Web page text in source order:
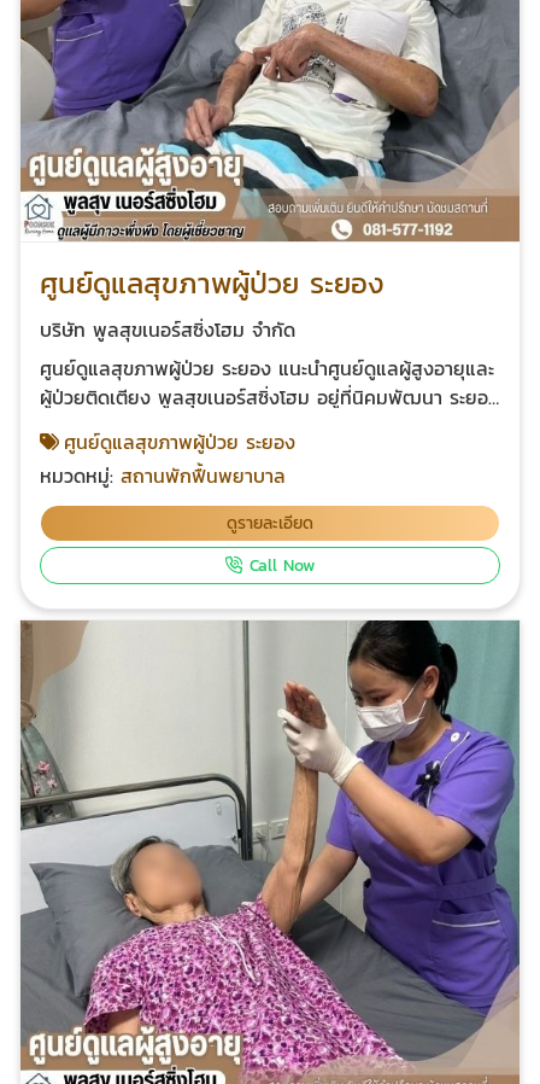
ศูนย์ดูแลสุขภาพผู้ป่วย ระยอง
บริษัท พูลสุขเนอร์สซิ่งโฮม จำกัด
ศูนย์ดูแลสุขภาพผู้ป่วย ระยอง แนะนำศูนย์ดูแลผู้สูงอายุและ
ผู้ป่วยติดเตียง พูลสุขเนอร์สซิ่งโฮม อยู่ที่นิคมพัฒนา ระยอง
ขึ้นทะเบียนถูกต้องกับกระทรวงสาธารณสุข ดูแลทุกวัน
ตลอด 24 ชั่วโมง มีนักกายภาพ สหวิชาชีพและพยาบาล
วิชาชีพจบหลักสูตรดูแลผู้สูงอายุ จบ CG หรือ NA ผลัด
เปลี่ยนเวรดูแลผู้สูงอายุและดูแลผู้ป่วยตลอด 24 ชม. สถาน
กว้างสะอาด ที่ตั้งบนที่ดินกว่า 4 ไร่ โอบล้อมด้วยต้นไม้ล้อม
รั้วปลอดภัย ภายในอาคารสะอาดโอ่โถง เพดานสูง เพื่อให้มี
650 ตรม. ของใช้เกรดโรงพยาบาล ใช้เตียงนอนเกรด
เดียวกันกับสถานพยาบาล มีระยะห่างเตียงดีกว่าโรง
พยาบาลหลายแห่ง พร้อมติดตั้งราวจับภายในห้องน้ำ มี
ของใช้เฉพาะสำหรับผู้สูงอายุและผู้ป่วยครบตามมาตรฐาน
อาหารดีถูกสุขลักษณะ ดูแลสุขภาพด้วยอาหารปรุงร้อนจาก
ผักสดและปลาทะเลเสริฟทุกวัน ใกล้โรงพยาบาล สถานที่ตั้ง
ของศูนย์ฯ อยู่ใกล้โรงพยาบาลรัฐและเอกชน ในกรณีฉุกเฉิน
สามารถส่งเข้ารับการรักษาที่โรงพยาบาลได้อย่างรวดเร็ว
โทร. 081-577-1192 แอดไลน์ @poonsuknursinghome
ศูนย์ดูแลสุขภาพผู้ป่วย ระยอง
หมวดหมู่:สถานพักฟื้นพยาบาล
ดูรายละเอียด
Call Now